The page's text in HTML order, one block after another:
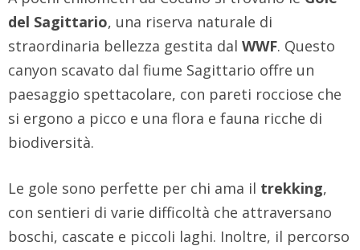
del Sagittario, una riserva naturale di
straordinaria bellezza gestita dal WWF. Questo
canyon scavato dal fiume Sagittario offre un
paesaggio spettacolare, con pareti rocciose che
si ergono a picco e una flora e fauna ricche di
biodiversità.
Le gole sono perfette per chi ama il trekking,
con sentieri di varie difficoltà che attraversano
boschi, cascate e piccoli laghi. Inoltre, il percorso